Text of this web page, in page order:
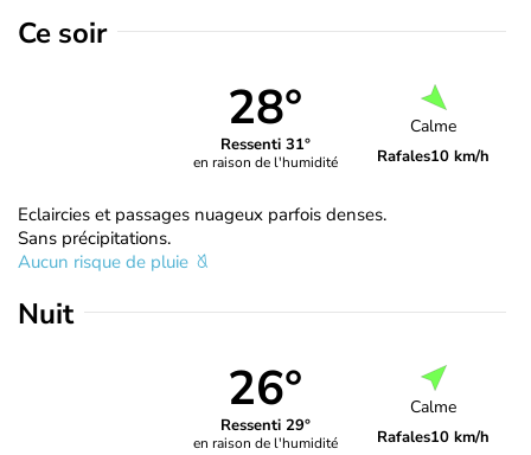
Ce soir
28°
Ressenti 31°
en raison de l'humidité
Calme
Rafales10 km/h
Eclaircies et passages nuageux parfois denses.
Sans précipitations.
Aucun risque de pluie
Nuit
26°
Ressenti 29°
en raison de l'humidité
Calme
Rafales10 km/h